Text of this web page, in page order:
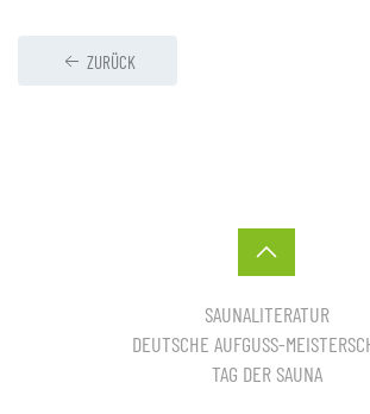
ZURÜCK
SAUNALITERATUR
DEUTSCHE AUFGUSS-
TAG DER SAUNA